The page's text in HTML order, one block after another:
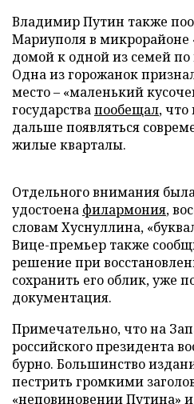
Владимир Путин также
Мариуполя в микрорайоне
домой к одной из семей
Одна из горожанок
место – «маленький
государствапообещал, что
дальше появляться
жилые кварталы.
Отдельного внимания
удостоена филармония,
словам Хуснуллина,
Вице-премьер также
решение при
сохранить его облик, уже
документация.
Примечательно, что на
российского президента
бурно. Большинство
пестрить громкими
«неповиновении Путина»